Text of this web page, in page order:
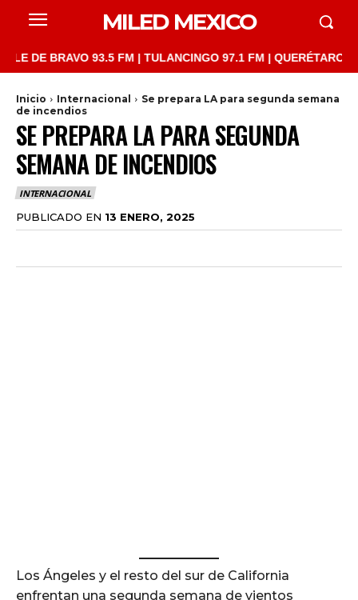
MILED MEXICO
BRAVO 93.5 FM | TULANCINGO 97.1 FM | QUERÉTARO
Inicio Internacional
Se prepara LA para segunda semana
de incendios
SE PREPARA LA PARA SEGUNDA
SEMANA DE INCENDIOS
INTERNACIONAL
PUBLICADO EN 13 ENERO, 2025
Los Ángeles y el resto del sur de California
enfrentan una segunda semana de vientos